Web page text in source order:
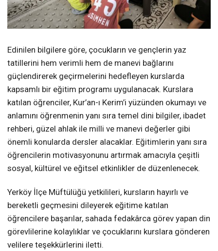
Edinilen bilgilere göre, çocukların ve gençlerin yaz
tatillerini hem verimli hem de manevi bağlarını
güçlendirerek geçirmelerini hedefleyen kurslarda
kapsamlı bir eğitim programı uygulanacak. Kurslara
katılan öğrenciler, Kur’an-ı Kerim’i yüzünden okumayı ve
anlamını öğrenmenin yanı sıra temel dini bilgiler, ibadet
rehberi, güzel ahlak ile milli ve manevi değerler gibi
önemli konularda dersler alacaklar. Eğitimlerin yanı sıra
öğrencilerin motivasyonunu artırmak amacıyla çeşitli
sosyal, kültürel ve eğitsel etkinlikler de düzenlenecek.
Yerköy İlçe Müftülüğü yetkilileri, kursların hayırlı ve
bereketli geçmesini dileyerek eğitime katılan
öğrencilere başarılar, sahada fedakârca görev yapan din
görevlilerine kolaylıklar ve çocuklarını kurslara gönderen
velilere teşekkürlerini iletti.